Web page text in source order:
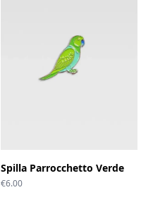
Spilla Parrocchetto Verde
€6.00